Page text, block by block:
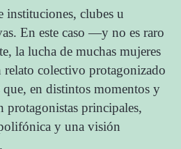
instituciones, clubes u
En este caso —y no es raro
la lucha de muchas mujeres
colectivo protagonizado
que, en distintos momentos y
protagonistas principales,
y una visión